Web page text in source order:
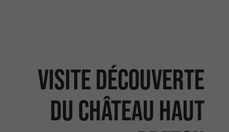
Visite Découverte
du Château Haut